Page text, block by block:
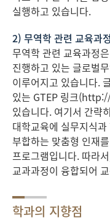
실행하고 있습니다.
2) 무역학 관련 교육과정
무역학 관련 교육과정
진행하고 있는 글로벌
이루어지고 있습니다.
있는 GTEP 링크
있습니다. 여기서 간략
대학교육에 실무지식
부합하는 맞춤형 인재
프로그램입니다. 따라
교과과정이 융합되어
학과의 지향점